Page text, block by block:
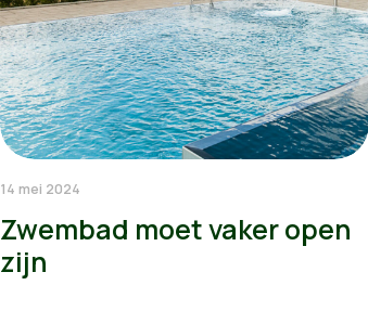
14 mei 2024
Zwembad moet vaker open
zijn